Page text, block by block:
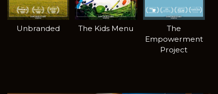
Unbranded The Kids Menu
The
Empowerment
Project